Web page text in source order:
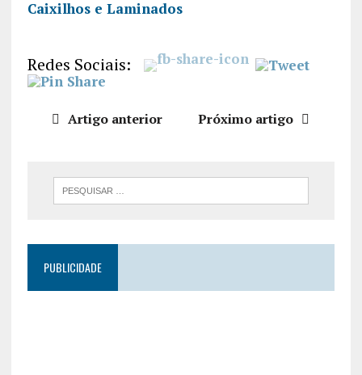
PARTILHA
INCORPO
RAR
Caixilhos e Laminados
Redes Sociais:
Artigo anterior Próximo artigo
PUBLICIDADE